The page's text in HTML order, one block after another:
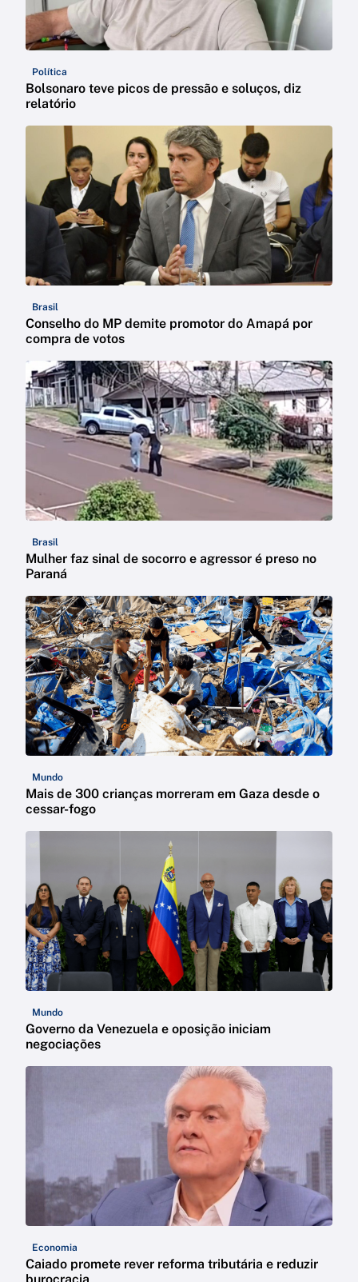
Política
Bolsonaro teve picos de pressão e soluços, diz
relatório
Brasil
Conselho do MP demite promotor do Amapá por
compra de votos
Brasil
Mulher faz sinal de socorro e agressor é preso no
Paraná
Mundo
Mais de 300 crianças morreram em Gaza desde o
cessar-fogo
Mundo
Governo da Venezuela e oposição iniciam
negociações
Economia
Caiado promete rever reforma tributária e reduzir